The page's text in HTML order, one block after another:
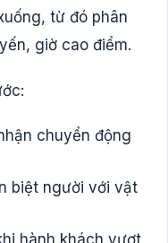
từ đó phân
giờ cao điểm.
chuyển động
biệt người với vật